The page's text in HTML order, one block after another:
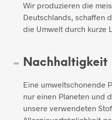
Wir produzieren die
Deutschlands, schaffen
die Umwelt durch kurze
Nachhaltigkeit
Eine umweltschonende
nur einen Planeten und
unsere verwendeten